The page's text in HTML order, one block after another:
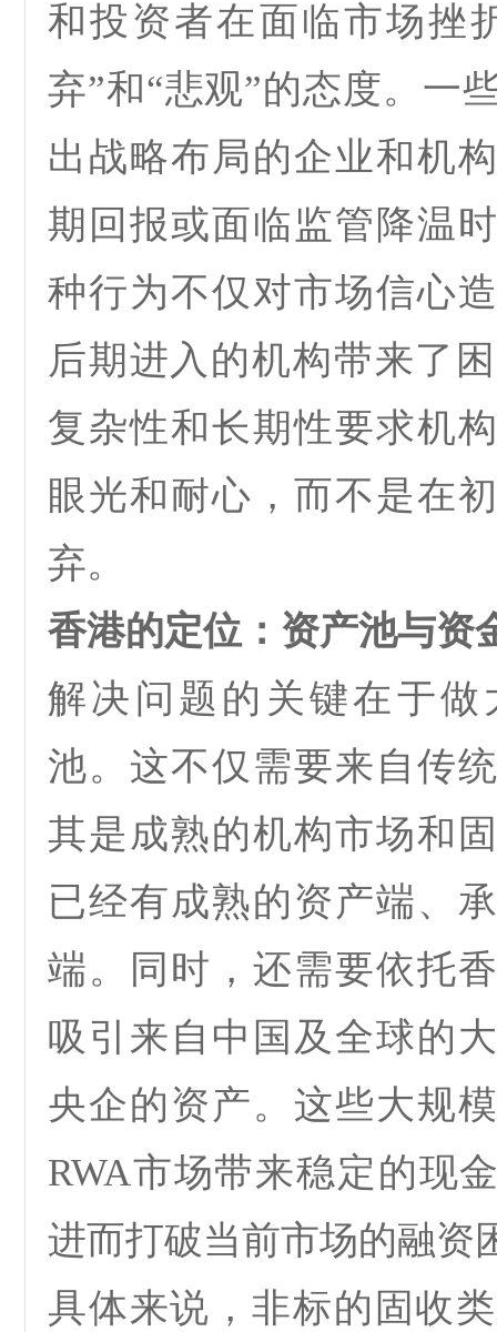
和投资者在面临市场挫
弃”和“悲观”的态度。一
出战略布局的企业和机
期回报或面临监管降温
种行为不仅对市场信心
后期进入的机构带来了
复杂性和长期性要求机
眼光和耐心，而不是在
弃。
香港的定位：资产池与资
解决问题的关键在于做
池。这不仅需要来自传
其是成熟的机构市场和
已经有成熟的资产端、
端。同时，还需要依托
吸引来自中国及全球的
央企的资产。这些大规
RWA市场带来稳定的现
进而打破当前市场的融资
具体来说，非标的固收